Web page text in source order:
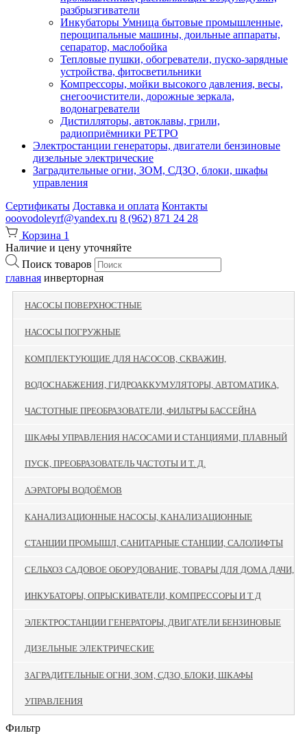
разбрызгиватели
Инкубаторы Умница бытовые промышленные,
перощипальные машины, доильные аппараты,
сепаратор, маслобойка
Тепловые пушки, обогреватели, пуско-зарядные
устройства, фитосветильники
Компрессоры, мойки высокого давления, весы,
снегоочистители, дорожные зеркала,
водонагреватели
Дистилляторы, автоклавы, грили,
радиоприёмники РЕТРО
Электростанции генераторы, двигатели бензиновые
дизельные электрические
Заградительные огни, ЗОМ, СДЗО, блоки, шкафы
управления
Сертификаты Доставка и оплата Контакты
ooovodoleyrf@yandex.ru 8 (962) 871 24 28
Корзина 1
Наличие и цену уточняйте
Поиск товаров
главная инверторная
НАСОСЫ ПОВЕРХНОСТНЫЕ
НАСОСЫ ПОГРУЖНЫЕ
КОМПЛЕКТУЮЩИЕ ДЛЯ НАСОСОВ, СКВАЖИН,
ВОДОСНАБЖЕНИЯ, ГИДРОАККУМУЛЯТОРЫ, АВТОМАТИКА,
ЧАСТОТНЫЕ ПРЕОБРАЗОВАТЕЛИ, ФИЛЬТРЫ БАССЕЙНА
ШКАФЫ УПРАВЛЕНИЯ НАСОСАМИ И СТАНЦИЯМИ, ПЛАВНЫЙ
ПУСК, ПРЕОБРАЗОВАТЕЛЬ ЧАСТОТЫ И Т. Д.
АЭРАТОРЫ ВОДОЁМОВ
КАНАЛИЗАЦИОННЫЕ НАСОСЫ, КАНАЛИЗАЦИОННЫЕ
СТАНЦИИ ПРОМЫШЛ, САНИТАРНЫЕ СТАНЦИИ, САЛОЛИФТЫ
СЕЛЬХОЗ САДОВОЕ ОБОРУДОВАНИЕ, ТОВАРЫ ДЛЯ ДОМА ДАЧИ,
ИНКУБАТОРЫ, ОПРЫСКИВАТЕЛИ, КОМПРЕССОРЫ И Т Д
ЭЛЕКТРОСТАНЦИИ ГЕНЕРАТОРЫ, ДВИГАТЕЛИ БЕНЗИНОВЫЕ
ДИЗЕЛЬНЫЕ ЭЛЕКТРИЧЕСКИЕ
ЗАГРАДИТЕЛЬНЫЕ ОГНИ, ЗОМ, СДЗО, БЛОКИ, ШКАФЫ
УПРАВЛЕНИЯ
Фильтр